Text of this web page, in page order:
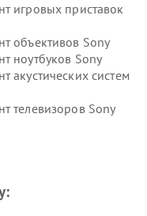
игровых приставок
объективов Sony
ноутбуков Sony
акустических систем
телевизоров Sony